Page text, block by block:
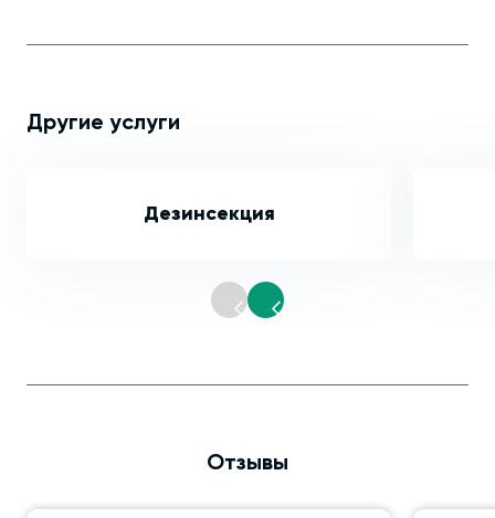
Другие услуги
Дезинсекция
Отзывы